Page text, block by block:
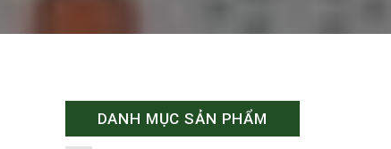
DANH MỤC SẢN PHẨM